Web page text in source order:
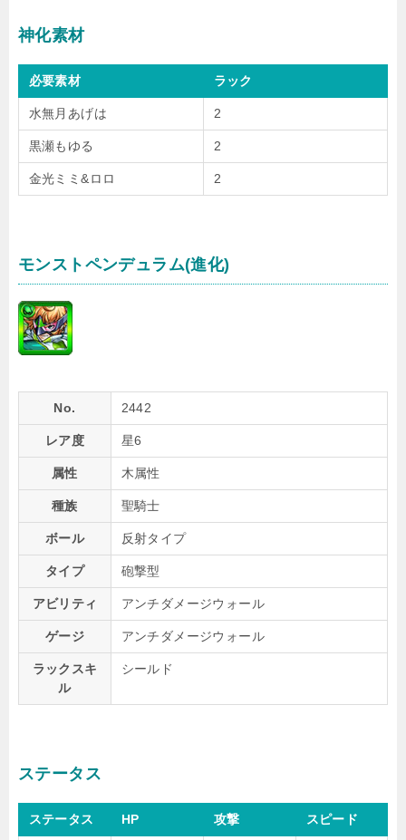
神化素材
必要素材 ラック
水無月あげは 2
黒瀬もゆる 2
金光ミミ&ロロ 2
モンストペンデュラム(進化)
No. 2442
レア度 星6
属性 木属性
種族 聖騎士
ボール 反射タイプ
タイプ 砲撃型
アビリティ アンチダメージウォール
ゲージ アンチダメージウォール
ラックスキ
ル
シールド
ステータス
ステータス HP 攻撃 スピード